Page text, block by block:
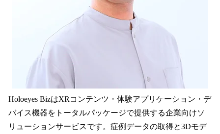
Holoeyes BizはXRコンテンツ・体験アプリケーション・デ
バイス機器をトータルパッケージで提供する企業向けソ
リューションサービスです。症例データの取得と3Dモデ